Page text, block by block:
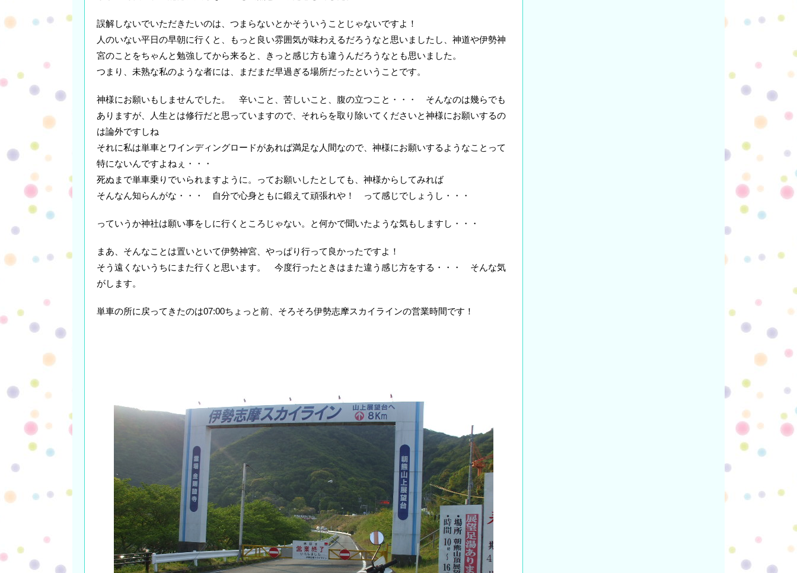
誤解しないでいただきたいのは、つまらないとかそういうことじゃないですよ！
人のいない平日の早朝に行くと、もっと良い雰囲気が味わえるだろうなと思いましたし、神道や伊勢神
宮のことをちゃんと勉強してから来ると、きっと感じ方も違うんだろうなとも思いました。
つまり、未熟な私のような者には、まだまだ早過ぎる場所だったということです。
神様にお願いもしませんでした。 辛いこと、苦しいこと、腹の立つこと・・・ そんなのは幾らでも
ありますが、人生とは修行だと思っていますので、それらを取り除いてくださいと神様にお願いするの
は論外ですしね
それに私は単車とワインディングロードがあれば満足な人間なので、神様にお願いするようなことって
特にないんですよねぇ・・・
死ぬまで単車乗りでいられますように。ってお願いしたとしても、神様からしてみれば
そんなん知らんがな・・・ 自分で心身ともに鍛えて頑張れや！ って感じでしょうし・・・
っていうか神社は願い事をしに行くところじゃない。と何かで聞いたような気もしますし・・・
まあ、そんなことは置いといて伊勢神宮、やっぱり行って良かったですよ！
そう遠くないうちにまた行くと思います。 今度行ったときはまた違う感じ方をする・・・ そんな気
がします。
単車の所に戻ってきたのは07:00ちょっと前、そろそろ伊勢志摩スカイラインの営業時間です！